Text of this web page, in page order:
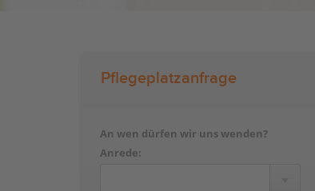
Pflegeplatzanfrage
An wen dürfen wir uns wenden?
Anrede: